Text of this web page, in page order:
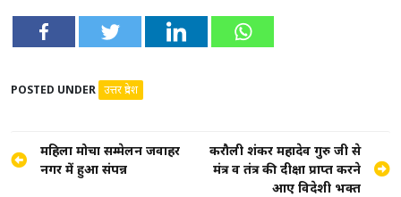
POSTED UNDER उत्तर प्रदेश
Post
navigation
महिला मोर्चा सम्मेलन जवाहर
नगर में हुआ संपन्न
करौली शंकर महादेव गुरु जी से
मंत्र व तंत्र की दीक्षा प्राप्त करने
आए विदेशी भक्त